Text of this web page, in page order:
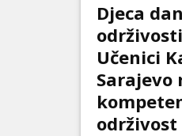
Djeca
Učenici
Sarajevo
održivost